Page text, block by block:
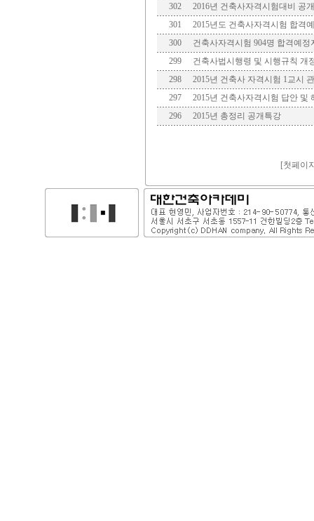
302
2016년 건축사자격시험대비 공
301
2015년도 건축사자격시험 합격
300
건축사자격시험 904명 합격예
299
건축사법시행령 및 시행규칙 개
298
2015년 건축사 자격시험 1교시
297
2015년 건축사자격시험 답안 및
296
2015년 총정리 공개특강
[첫페이